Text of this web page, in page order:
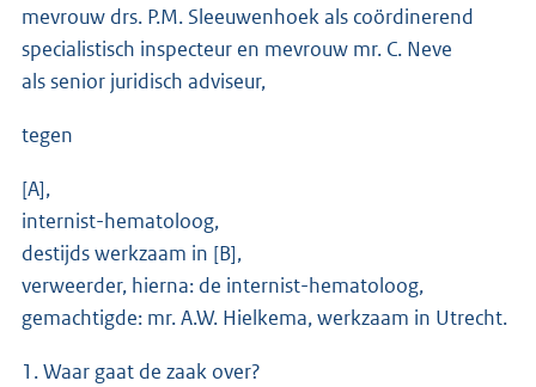
mevrouw drs. P.M. Sleeuwenhoek als coördinerend
specialistisch inspecteur en mevrouw mr. C. Neve
als senior juridisch adviseur,
tegen
[A],
internist-hematoloog,
destijds werkzaam in [B],
verweerder, hierna: de internist-hematoloog,
gemachtigde: mr. A.W. Hielkema, werkzaam in Utrecht.
1. Waar gaat de zaak over?